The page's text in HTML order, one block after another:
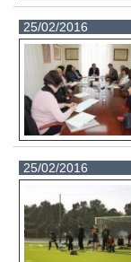
25/02/2016
25/02/2016